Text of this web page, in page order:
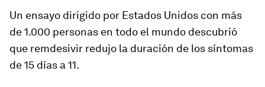
Un ensayo dirigido por Estados Unidos con más
de 1.000 personas en todo el mundo descubrió
que remdesivir redujo la duración de los síntomas
de 15 días a 11.